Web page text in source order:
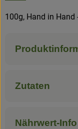
100g, Hand in Hand
Zutaten
Nährwert-Info